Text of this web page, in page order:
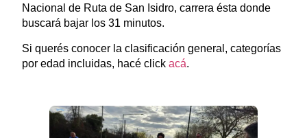
Nacional de Ruta de San Isidro, carrera ésta donde
buscará bajar los 31 minutos.
Si querés conocer la clasificación general, categorías
por edad incluidas, hacé click acá.